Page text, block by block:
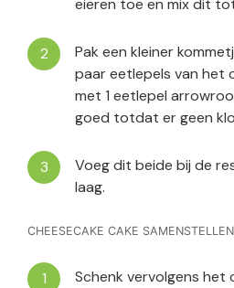
eieren toe en mix dit
Pak een kleiner
paar eetlepels van het
met 1 eetlepel
goed totdat er geen
Voeg dit beide bij de
laag.
CHEESECAKE CAKE
Schenk vervolgens het